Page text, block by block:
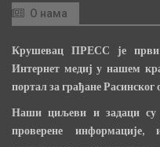
О нама
Крушевац ПРЕСС је први
Интернет медиј у нашем
портал за грађане Расинског
Наши циљеви и задаци су
проверене